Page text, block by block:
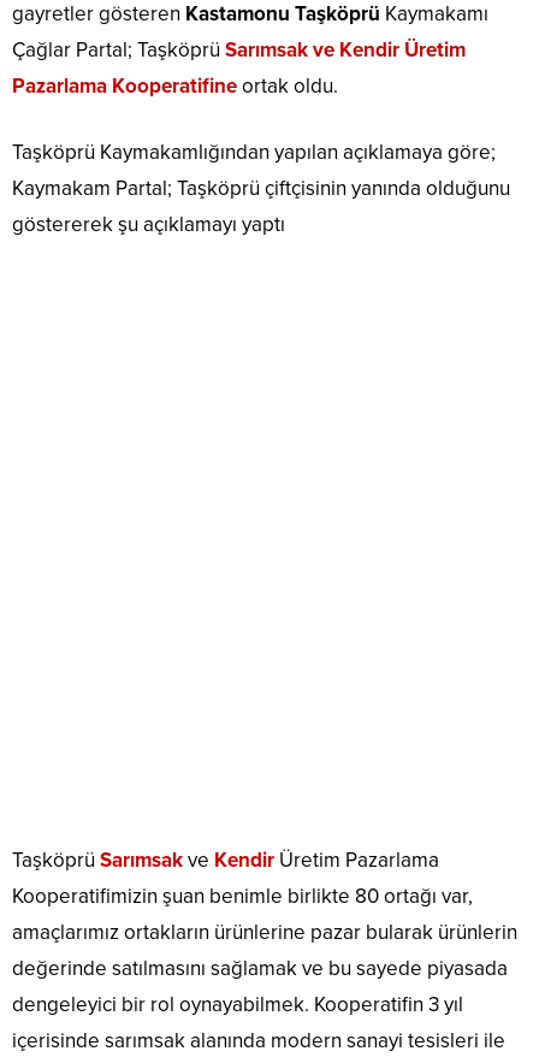
gayretler gösteren Kastamonu Taşköprü Kaymakamı
Çağlar Partal; Taşköprü Sarımsak ve Kendir Üretim
Pazarlama Kooperatifineortak oldu.
Taşköprü Kaymakamlığından yapılan açıklamaya göre;
Kaymakam Partal; Taşköprü çiftçisinin yanında olduğunu
göstererek şu açıklamayı yaptı
Taşköprü Sarımsakve Kendir Üretim Pazarlama
Kooperatifimizin şuan benimle birlikte 80 ortağı var,
amaçlarımız ortakların ürünlerine pazar bularak ürünlerin
değerinde satılmasını sağlamak ve bu sayede piyasada
dengeleyici bir rol oynayabilmek. Kooperatifin 3 yıl
içerisinde sarımsak alanında modern sanayi tesisleri ile